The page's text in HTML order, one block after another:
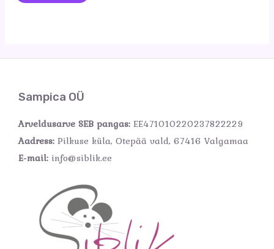
Sampica OÜ
Arveldusarve SEB pangas: EE471010220237822229
Aadress: Pilkuse küla, Otepää vald, 67416 Valgamaa
E-mail: info@siblik.ee